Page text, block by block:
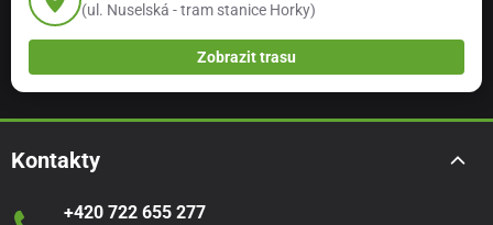
(ul. Nuselská - tram stanice Horky)
Zobrazit trasu
Kontakty
+420 722 655 277